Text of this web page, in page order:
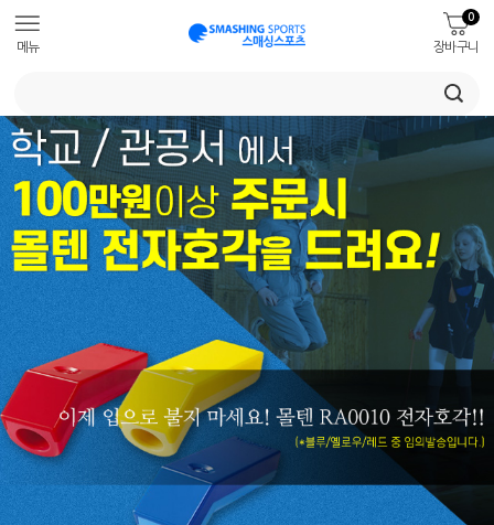
메뉴 장바구니
0